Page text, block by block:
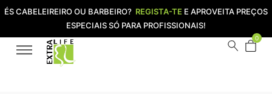
ÉS CABELEIREIRO OU BARBEIRO? REGISTA-TE E APROVEITA PREÇOS
ESPECIAIS SÓ PARA PROFISSIONAIS!
0